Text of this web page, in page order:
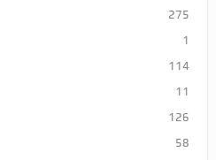
275
1
114
11
126
58